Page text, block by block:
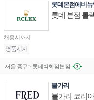
롯데본점에비
롯데 본점 롤
채용시까지
명품시계
서울 중구 > 롯데백화점본점
불가리
불가리 코리